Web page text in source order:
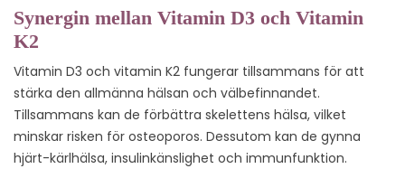
Synergin mellan Vitamin D3 och Vitamin
K2
Vitamin D3 och vitamin K2 fungerar tillsammans för att
stärka den allmänna hälsan och välbefinnandet.
Tillsammans kan de förbättra skelettens hälsa, vilket
minskar risken för osteoporos. Dessutom kan de gynna
hjärt-kärlhälsa, insulinkänslighet och immunfunktion.